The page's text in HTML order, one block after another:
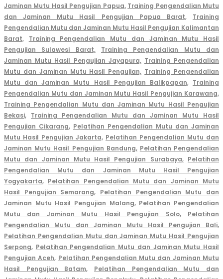
Jaminan Mutu Hasil Pengujian Papua, Training Pengendalian Mutu
dan Jaminan Mutu Hasil Pengujian Papua Barat,
Training
Pengendalian Mutu dan Jaminan Mutu Hasil Pengujian Kalimantan
Barat,
Training Pengendalian Mutu dan Jaminan Mutu Hasil
Pengujian Sulawesi Barat,
Training Pengendalian Mutu dan
Jaminan Mutu Hasil Pengujian Jayapura, Training Pengendalian
Mutu dan Jaminan Mutu Hasil Pengujian, Training Pengendalian
Mutu dan Jaminan Mutu Hasil Pengujian Balikpapan, Training
Pengendalian Mutu dan Jaminan Mutu Hasil Pengujian Karawang,
Training Pengendalian Mutu dan Jaminan Mutu Hasil Pengujian
Bekasi, Training Pengendalian Mutu dan Jaminan Mutu Hasil
Pengujian Cikarang, Pelatihan Pengendalian Mutu dan Jaminan
Mutu Hasil Pengujian Jakarta, Pelatihan Pengendalian Mutu dan
Jaminan Mutu Hasil Pengujian Bandung, Pelatihan Pengendalian
Mutu dan Jaminan Mutu Hasil Pengujian Surabaya, Pelatihan
Pengendalian Mutu dan Jaminan Mutu Hasil Pengujian
Yogyakarta, Pelatihan Pengendalian Mutu dan Jaminan Mutu
Hasil Pengujian Semarang, Pelatihan Pengendalian Mutu dan
Jaminan Mutu Hasil Pengujian Malang, Pelatihan Pengendalian
Mutu dan Jaminan Mutu Hasil Pengujian Solo,
Pelatihan
Pengendalian Mutu dan Jaminan Mutu Hasil Pengujian Bali,
Pelatihan Pengendalian Mutu dan Jaminan Mutu Hasil Pengujian
Serpong, Pelatihan Pengendalian Mutu dan Jaminan Mutu Hasil
Pengujian Aceh, Pelatihan Pengendalian Mutu dan Jaminan Mutu
Hasil Pengujian Batam,
Pelatihan Pengendalian Mutu dan